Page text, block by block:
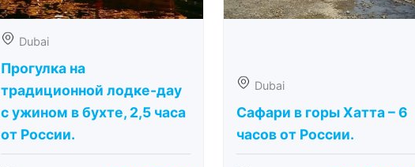
Dubai
Прогулка на
традиционной лодке-дау
с ужином в бухте, 2,5 часа
от России.
Dubai
Сафари в горы Хатта – 6
часов от России.